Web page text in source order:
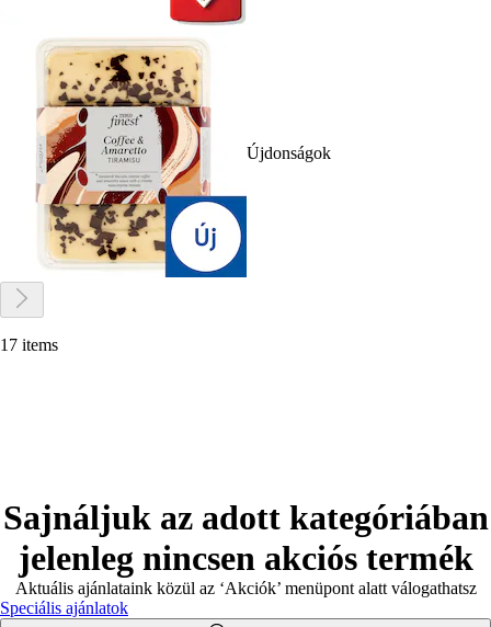
Újdonságok
17 items
Sajnáljuk az adott kategóriában
jelenleg nincsen akciós termék
Aktuális ajánlataink közül az ‘Akciók’ menüpont alatt válogathatsz
Speciális ajánlatok